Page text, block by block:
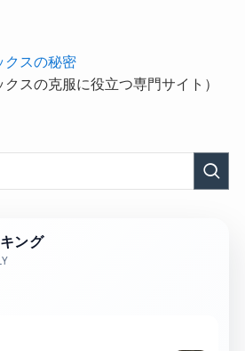
クスの秘密
クスの克服に役立つ専門サイト）
ング